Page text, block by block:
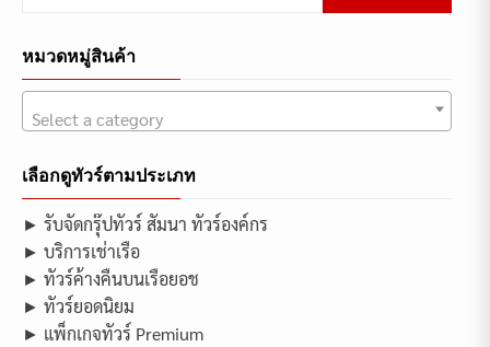
หมวดหมู่สินค้า
Select a category
เลือกดูทัวร์ตามประเภท
► รับจัดกรุ๊ปทัวร์ สัมนา ทัวร์องค์กร
► บริการเช่าเรือ
► ทัวร์ค้างคืนบนเรือยอช
► ทัวร์ยอดนิยม
► แพ็กเกจทัวร์ Premium